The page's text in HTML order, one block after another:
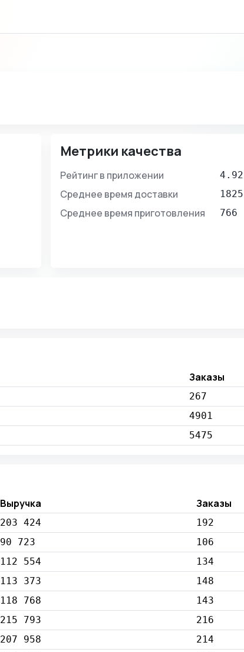
Метрики качества
Рейтинг в приложении 4.92
Среднее время доставки 1825
Среднее время приготовления 766
Заказы
267
4901
5475
Выручка Заказы
203 424
192
90 723
106
112 554
134
113 373
148
118 768
143
215 793
216
207 958
214